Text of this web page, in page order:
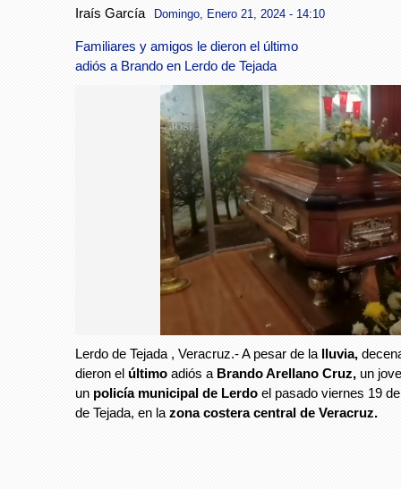
Iraís García Domingo, Enero 21, 2024 - 14:10
Familiares y amigos le dieron el último
adiós a Brando en Lerdo de Tejada
Lerdo de Tejada , Veracruz.- A pesar de la lluvia,
dieron el último adiós a Brando Arellano Cruz, un
un policía municipal de Lerdo el pasado viernes 19
de Tejada, en la zona costera central de Veracruz.